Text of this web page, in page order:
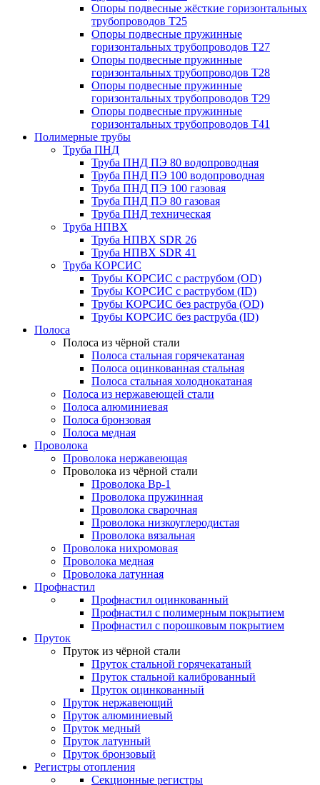
Опоры подвесные жёсткие горизонтальных
трубопроводов Т25
Опоры подвесные пружинные
горизонтальных трубопроводов Т27
Опоры подвесные пружинные
горизонтальных трубопроводов Т28
Опоры подвесные пружинные
горизонтальных трубопроводов Т29
Опоры подвесные пружинные
горизонтальных трубопроводов Т41
Полимерные трубы
Труба ПНД
Труба ПНД ПЭ 80 водопроводная
Труба ПНД ПЭ 100 водопроводная
Труба ПНД ПЭ 100 газовая
Труба ПНД ПЭ 80 газовая
Труба ПНД техническая
Труба НПВХ
Труба НПВХ SDR 26
Труба НПВХ SDR 41
Труба КОРСИС
Трубы КОРСИС с раструбом (OD)
Трубы КОРСИС с раструбом (ID)
Трубы КОРСИС без раструба (OD)
Трубы КОРСИС без раструба (ID)
Полоса
Полоса из чёрной стали
Полоса стальная горячекатаная
Полоса оцинкованная стальная
Полоса стальная холоднокатаная
Полоса из нержавеющей стали
Полоса алюминиевая
Полоса бронзовая
Полоса медная
Проволока
Проволока нержавеющая
Проволока из чёрной стали
Проволока Вр-1
Проволока пружинная
Проволока сварочная
Проволока низкоуглеродистая
Проволока вязальная
Проволока нихромовая
Проволока медная
Проволока латунная
Профнастил
Профнастил оцинкованный
Профнастил с полимерным покрытием
Профнастил с порошковым покрытием
Пруток
Пруток из чёрной стали
Пруток стальной горячекатаный
Пруток стальной калиброванный
Пруток оцинкованный
Пруток нержавеющий
Пруток алюминиевый
Пруток медный
Пруток латунный
Пруток бронзовый
Регистры отопления
Секционные регистры